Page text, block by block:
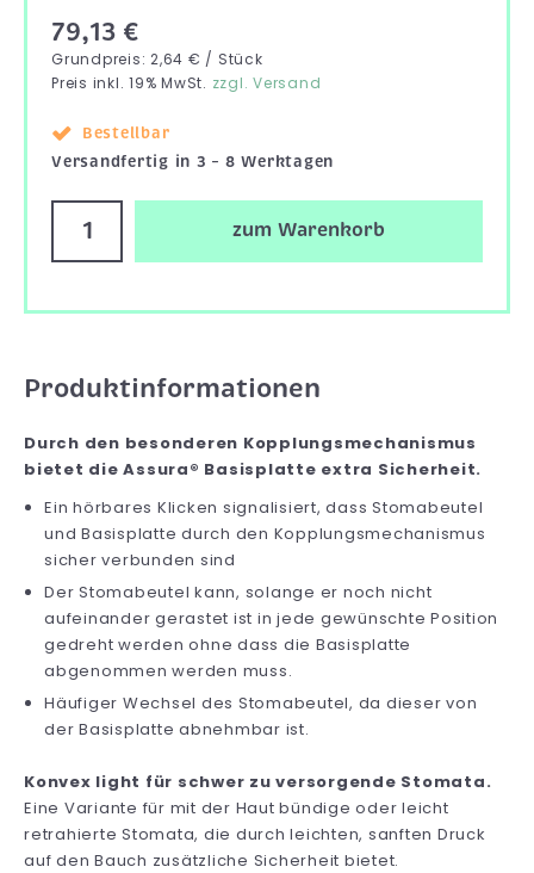
79,13 €
Grundpreis: 2,64 € / Stück
Preis inkl. 19% MwSt. zzgl. Versand
Bestellbar
Versandfertig in 3 – 8 Werktagen
zum Warenkorb
Produktinformationen
Durch den besonderen Kopplungsmechanismus
bietet die Assura® Basisplatte extra Sicherheit.
Ein hörbares Klicken signalisiert, dass Stomabeutel
und Basisplatte durch den Kopplungsmechanismus
sicher verbunden sind
Der Stomabeutel kann, solange er noch nicht
aufeinander gerastet ist in jede gewünschte Position
gedreht werden ohne dass die Basisplatte
abgenommen werden muss.
Häufiger Wechsel des Stomabeutel, da dieser von
der Basisplatte abnehmbar ist.
Konvex light für schwer zu versorgende Stomata.
Eine Variante für mit der Haut bündige oder leicht
retrahierte Stomata, die durch leichten, sanften Druck
auf den Bauch zusätzliche Sicherheit bietet.